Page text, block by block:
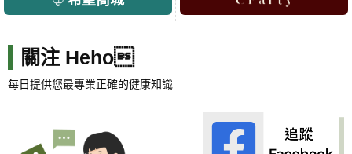
關注 Heho
每日提供您最專業正確的健康知識